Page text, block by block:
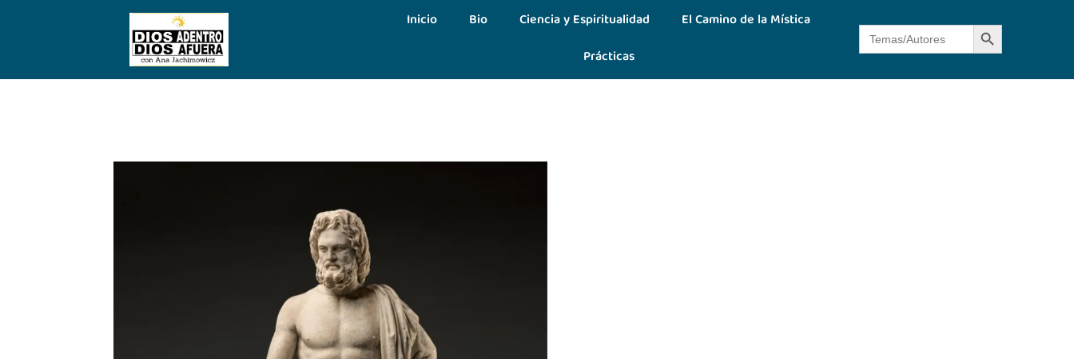
Inicio Bio Ciencia y Espiritualidad
El Camino de la Mística
Prácticas
Botón de